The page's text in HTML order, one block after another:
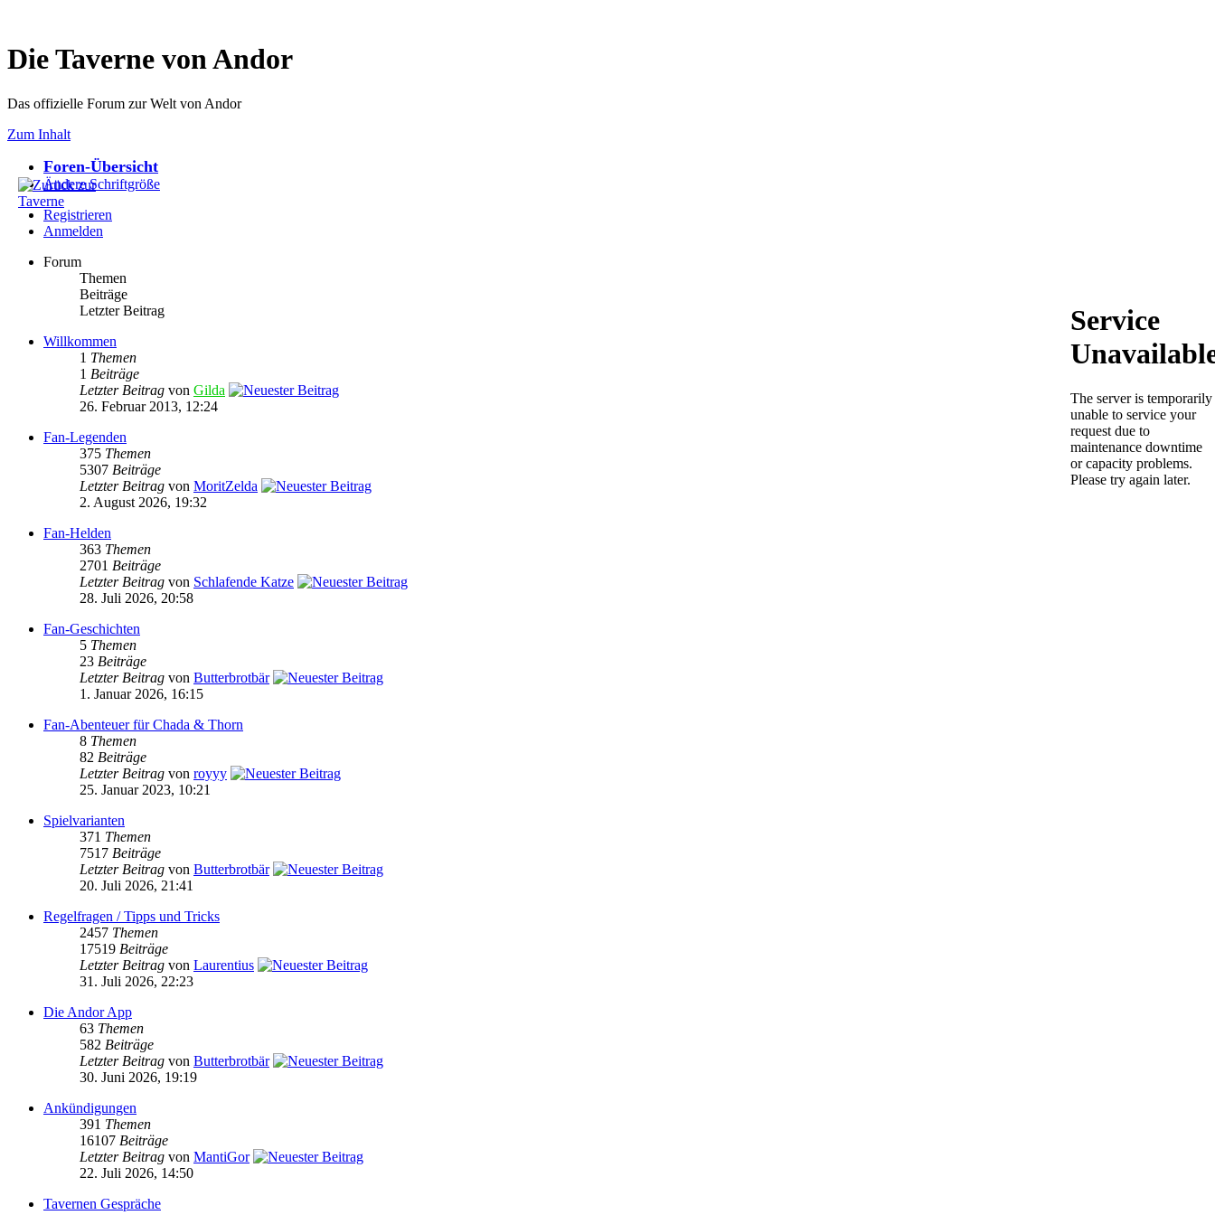
Die Taverne von Andor
Das offizielle Forum zur Welt von Andor
Zum Inhalt
Foren-Übersicht
Ändere Schriftgröße
Registrieren
Anmelden
Forum
Themen
Beiträge
Letzter Beitrag
Willkommen
1 Themen
1 Beiträge
Letzter Beitrag von Gilda
26. Februar 2013, 12:24
Fan-Legenden
375 Themen
5307 Beiträge
Letzter Beitrag von MoritZelda
2. August 2026, 19:32
Fan-Helden
363 Themen
2701 Beiträge
Letzter Beitrag von Schlafende Katze
28. Juli 2026, 20:58
Fan-Geschichten
5 Themen
23 Beiträge
Letzter Beitrag von Butterbrotbär
1. Januar 2026, 16:15
Fan-Abenteuer für Chada & Thorn
8 Themen
82 Beiträge
Letzter Beitrag von royyy
25. Januar 2023, 10:21
Spielvarianten
371 Themen
7517 Beiträge
Letzter Beitrag von Butterbrotbär
20. Juli 2026, 21:41
Regelfragen / Tipps und Tricks
2457 Themen
17519 Beiträge
Letzter Beitrag von Laurentius
31. Juli 2026, 22:23
Die Andor App
63 Themen
582 Beiträge
Letzter Beitrag von Butterbrotbär
30. Juni 2026, 19:19
Ankündigungen
391 Themen
16107 Beiträge
Letzter Beitrag von MantiGor
22. Juli 2026, 14:50
Tavernen Gespräche